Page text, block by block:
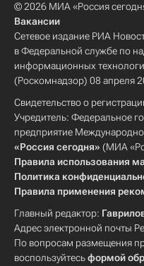
© 2026 МИА «Россия
Вакансии
Сетевое издание РИА
в Федеральной службе по
информационных
(Роскомнадзор) 08 апреля
Свидетельство о
Учредитель: Федеральное
предприятие
«Россия сегодня» (МИА
Правила использования
Политика
Правила применения
Главный редактор:
Адрес электронной почты
По вопросам размещения
воспользуйтесьформой